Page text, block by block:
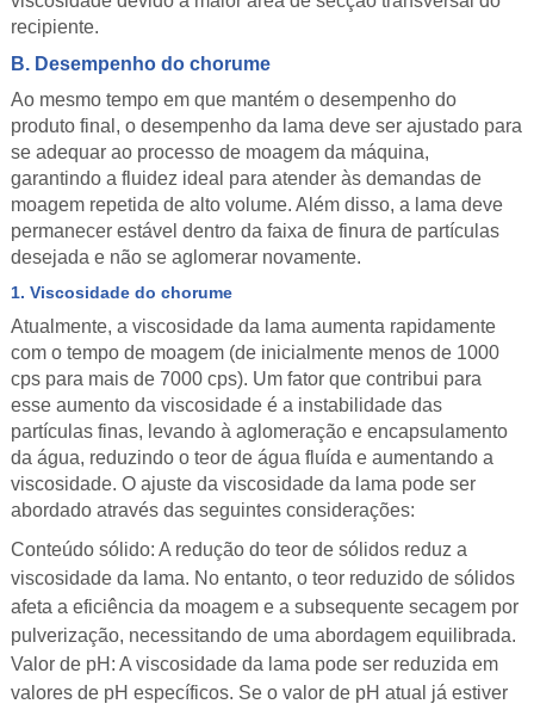
recipiente.
B. Desempenho do chorume
Ao mesmo tempo em que mantém o desempenho do
produto final, o desempenho da lama deve ser ajustado para
se adequar ao processo de moagem da máquina,
garantindo a fluidez ideal para atender às demandas de
moagem repetida de alto volume. Além disso, a lama deve
permanecer estável dentro da faixa de finura de partículas
desejada e não se aglomerar novamente.
1. Viscosidade do chorume
Atualmente, a viscosidade da lama aumenta rapidamente
com o tempo de moagem (de inicialmente menos de 1000
cps para mais de 7000 cps). Um fator que contribui para
esse aumento da viscosidade é a instabilidade das
partículas finas, levando à aglomeração e encapsulamento
da água, reduzindo o teor de água fluída e aumentando a
viscosidade. O ajuste da viscosidade da lama pode ser
abordado através das seguintes considerações:
Conteúdo sólido: A redução do teor de sólidos reduz a
viscosidade da lama. No entanto, o teor reduzido de sólidos
afeta a eficiência da moagem e a subsequente secagem por
pulverização, necessitando de uma abordagem equilibrada.
Valor de pH: A viscosidade da lama pode ser reduzida em
valores de pH específicos. Se o valor de pH atual já estiver